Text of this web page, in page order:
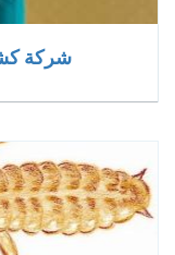
شركة